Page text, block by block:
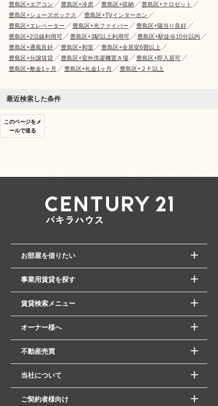
豊島区+エアコン
豊島区+冷房 豊島区+収納
豊島区+クロゼット
豊島区+シューズボックス
豊島区+TVインターホン
豊島区+エレベーター
豊島区+光ファイバー
豊島区+陽当り良好
豊島区+2沿線利用可
豊島区+3駅以上利用可
豊島区+駅徒歩10分以内
豊島区+通風良好
豊島区+和室
豊島区+全居室6畳以上
豊島区+分譲賃貸
豊島区+室外洗濯機置き場
豊島区+即入居可
豊島区+敷金1ヶ月
豊島区+礼金1ヶ月 豊島区+２Ｆ以上
最近検索した条件
このページをメ
ールで送る
お部屋を借りたい
事業用賃貸を探す
賃貸検索メニュー
オーナー様へ
不動産売買
当社について
ご契約者様向け